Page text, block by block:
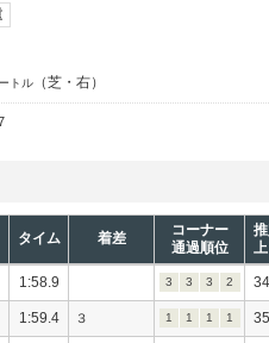
トル （芝・右）
タイム 着差
コーナー
通過順位
1:58.9 3 3 3 2
1:59.4 ３ 1 1 1 1